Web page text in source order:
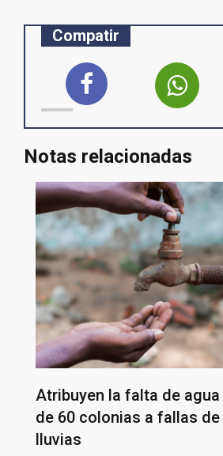
Compatir
Notas relacionadas
Atribuyen la falta de
de 60 colonias a fallas de
lluvias